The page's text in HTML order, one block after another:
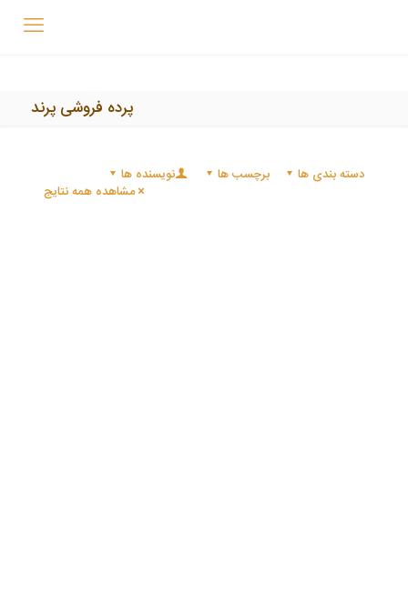
پرده فروشی پرند
دسته بندی ها برچسب ها
نویسنده ها
مشاهده همه نتایج